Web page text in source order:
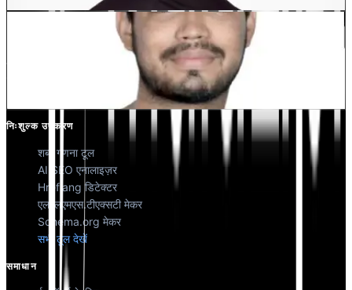
निःशुल्क उपकरण
शब्द गणना टूल
AI SEO एनालाइज़र
Hreflang डिटेक्टर
एलएलएमएस.टीएक्सटी मेकर
Schema.org मेकर
सभी टूल देखें
समाधान